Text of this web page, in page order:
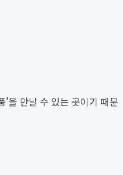
'을 만날 수 있는 곳이기 때문